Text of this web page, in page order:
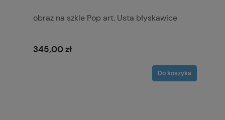
obraz na szkle Pop art. Usta błyskawice
345,00 zł
Do koszyka